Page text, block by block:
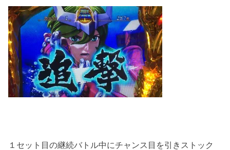
１セット目の継続バトル中にチャンス目を引きストック